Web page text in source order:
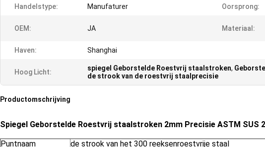
Handelstype: Manufaturer Oorsprong:
OEM: JA Materiaal:
Haven: Shanghai
Hoog Licht: spiegel Geborstelde Roestvrij staalstroken,
de strook van de roestvrij staalprecisie
Productomschrijving
Spiegel Geborstelde Roestvrij staalstroken 2mm Precisie ASTM SUS
Puntnaam
de strook van het 300 reeksenroestvrije staal